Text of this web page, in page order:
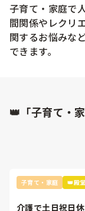
子育て・家庭で
間関係やレクリ
関するお悩みな
できます。
👑「子育て・
子育て・家庭 👑殿
介護で土日祝日